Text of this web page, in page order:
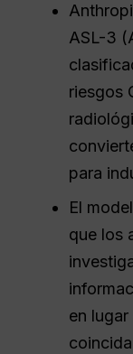
ASL-3
riesgos
para
El
que los
en